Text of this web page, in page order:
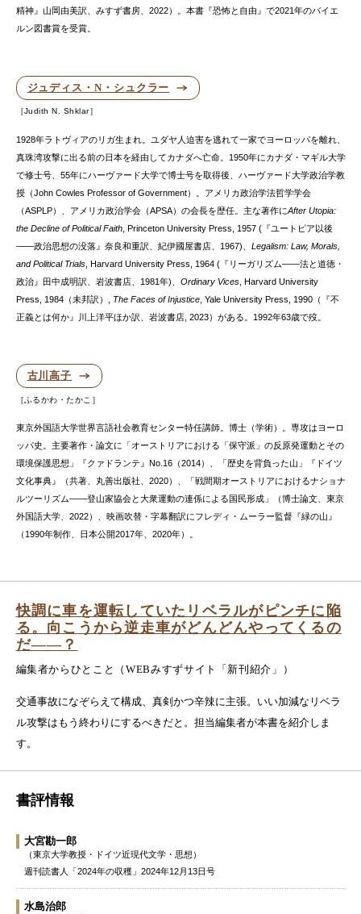
精神』山岡由美訳、みすず書房、2022）。本書『恐怖と自由』で2021年のバイエ
ルン図書賞を受賞。
ジュディス・N・シュクラー
Judith N. Shklar
1928年ラトヴィアのリガ生まれ。ユダヤ人迫害を逃れて一家でヨーロッパを離れ、
真珠湾攻撃に出る前の日本を経由してカナダへ亡命。1950年にカナダ・マギル大学
で修士号、55年にハーヴァード大学で博士号を取得後、ハーヴァード大学政治学教
授（John Cowles Professor of Government）。アメリカ政治学法哲学学会
（ASPLP）、アメリカ政治学会（APSA）の会長を歴任。主な著作にAfter Utopia:
the Decline of Political Faith, Princeton University Press, 1957 (『ユートピア以後
――政治思想の没落』奈良和重訳、紀伊國屋書店、1967)、 Legalism: Law, Morals,
and Political Trials, Harvard University Press, 1964 (『リーガリズム――法と道徳・
政治』田中成明訳、岩波書店、1981年)、 Ordinary Vices, Harvard University
Press, 1984（未邦訳）,
The Faces of Injustice, Yale University Press, 1990（『不
正義とは何か』川上洋平ほか訳、岩波書店, 2023）がある。1992年63歳で歿。
古川高子
ふるかわ・たかこ
東京外国語大学世界言語社会教育センター特任講師。博士（学術）。専攻はヨーロ
ッパ史。主要著作・論文に「オーストリアにおける「保守派」の反原発運動とその
環境保護思想」『クァドランテ』No.16（2014）、「歴史を背負った山」『ドイツ
文化事典』（共著、丸善出版社、2020）、「戦間期オーストリアにおけるナショナ
ルツーリズム――登山家協会と大衆運動の連係による国民形成」（博士論文、東京
外国語大学、2022）、映画吹替・字幕翻訳にフレディ・ムーラー監督『緑の山』
（1990年制作、日本公開2017年、2020年）。
快調に車を運転していたリベラルがピンチに陥
る。向こうから逆走車がどんどんやってくるの
だ――？
編集者からひとこと（WEBみすずサイト「新刊紹介」）
交通事故になぞらえて構成、真剣かつ辛辣に主張。いい加減なリベラ
ル攻撃はもう終わりにするべきだと。担当編集者が本書を紹介しま
す。
書評情報
大宮勘一郎
（東京大学教授・ドイツ近現代文学・思想）
週刊読書人「2024年の収穫」2024年12月13日号
水島治郎